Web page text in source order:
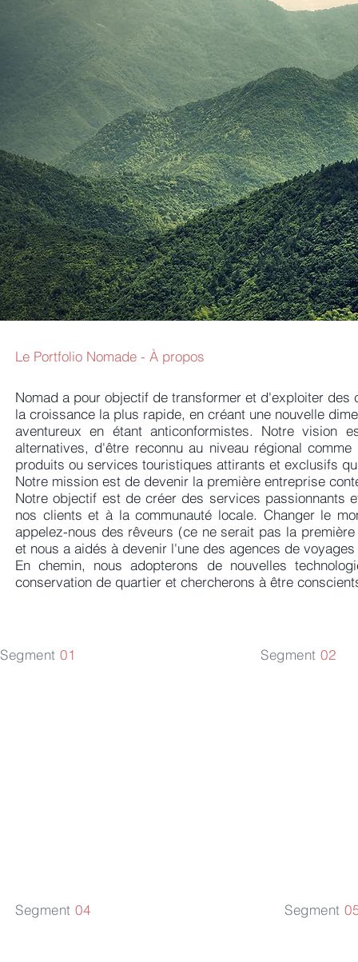
Le Portfolio Nomade - À propos
Nomad a pour objectif de transformer et d'exploiter
la croissance la plus rapide, en créant une nouvelle
aventureux en étant anticonformistes. Notre
alternatives, d'être reconnu au niveau régional
produits ou services touristiques attirants et exclusifs
Notre mission est de devenir la première entreprise
Notre objectif est de créer des services passionnants
nos clients et à la communauté locale. Changer le
appelez-nous des rêveurs (ce ne serait pas la
et nous a aidés à devenir l'une des agences de
En chemin, nous adopterons de nouvelles
conservation de quartier et chercherons à être
Segment 02
Segment 01
Segment 04 Segment